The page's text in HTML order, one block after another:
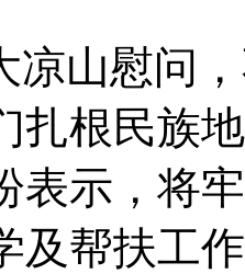
凉山慰问
扎根民族
表示，将
及帮扶工